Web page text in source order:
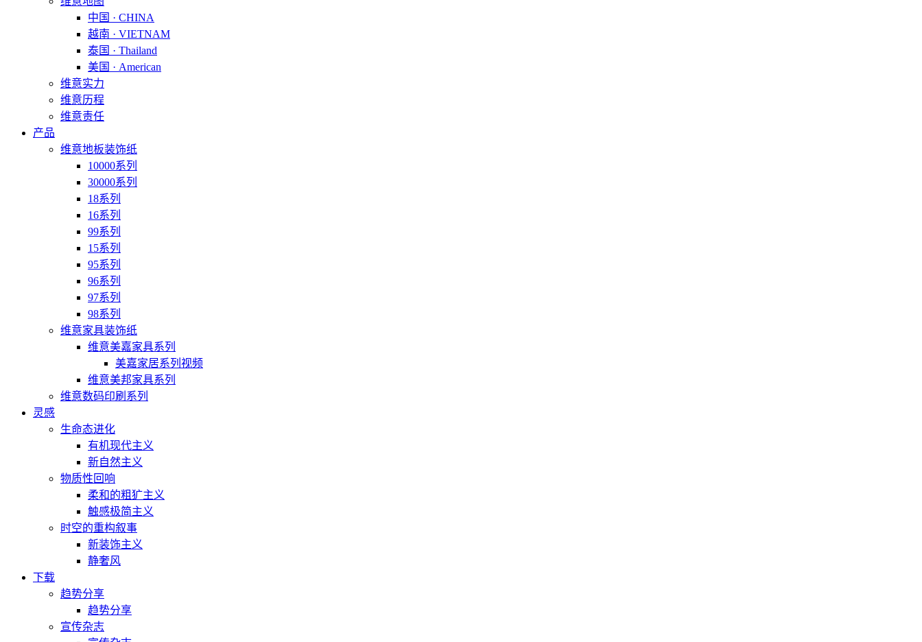
中国 · CHINA
越南 · VIETNAM
泰国 · Thailand
美国 · American
维意实力
维意历程
维意责任
产品
维意地板装饰纸
10000系列
30000系列
18系列
16系列
99系列
15系列
95系列
96系列
97系列
98系列
维意家具装饰纸
维意美嘉家具系列
美嘉家居系列视频
维意美邦家具系列
维意数码印刷系列
灵感
生命态进化
有机现代主义
新自然主义
物质性回响
柔和的粗犷主义
触感极简主义
时空的重构叙事
新装饰主义
静奢风
下载
趋势分享
趋势分享
宣传杂志